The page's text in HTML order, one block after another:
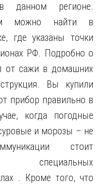
данном регионе.
можно найти в
где указаны точки
РФ. Подробно о
от сажи в домашних
Вы купили
прибор правильно в
когда погодные
и морозы – не
стоит
специальных
. Кроме того, что